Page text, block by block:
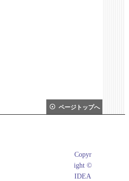
ページトップへ
Copyr
ight ©
IDEA